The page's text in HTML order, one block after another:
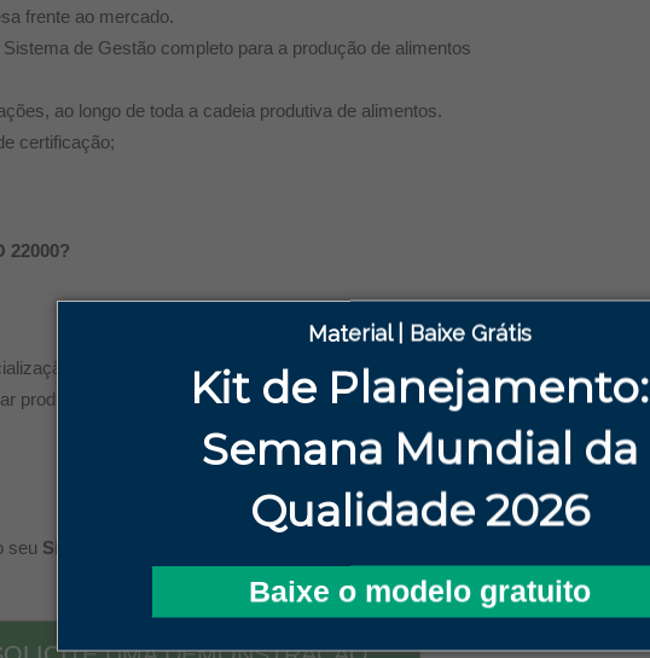
Material | Baixe Grátis
Kit de Planejamento:
Semana Mundial da
Qualidade 2026
Baixe o modelo gratuito
frente ao mercado.
de Gestão completo para a produção de alimentos
ao longo de toda a cadeia produtiva de alimentos.
certificação;
22000?
fabricação, tratamento e distribuição de produtos alimentícios e
produtores de alimentos, varejistas, abastecedores, cozinhas comerciais e
seu Sistema de Gestão da Qualidade.